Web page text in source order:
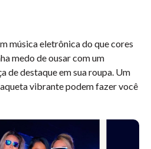
música eletrônica do que cores
medo de ousar com um
de destaque em sua roupa. Um
vibrante podem fazer você